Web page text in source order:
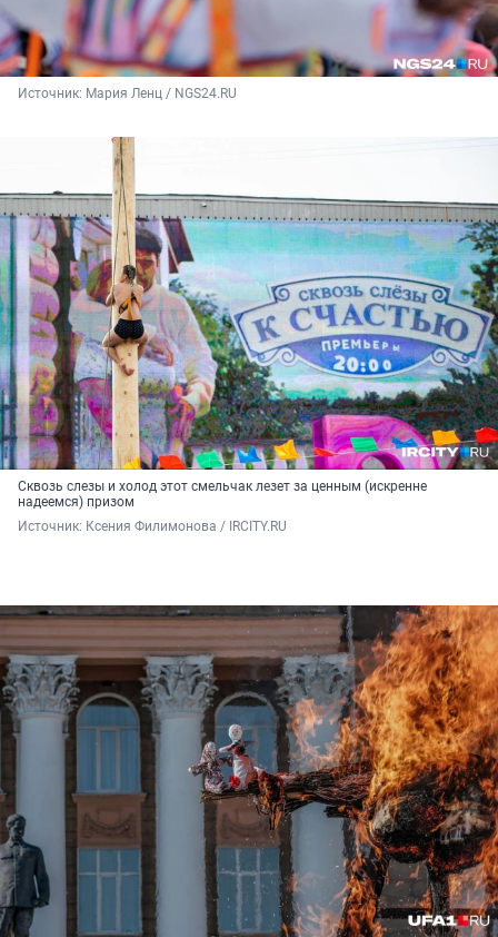
Источник: Мария Ленц / NGS24.RU
Сквозь слезы и холод этот смельчак лезет за ценным (искренне
надеемся) призом
Источник: Ксения Филимонова / IRCITY.RU